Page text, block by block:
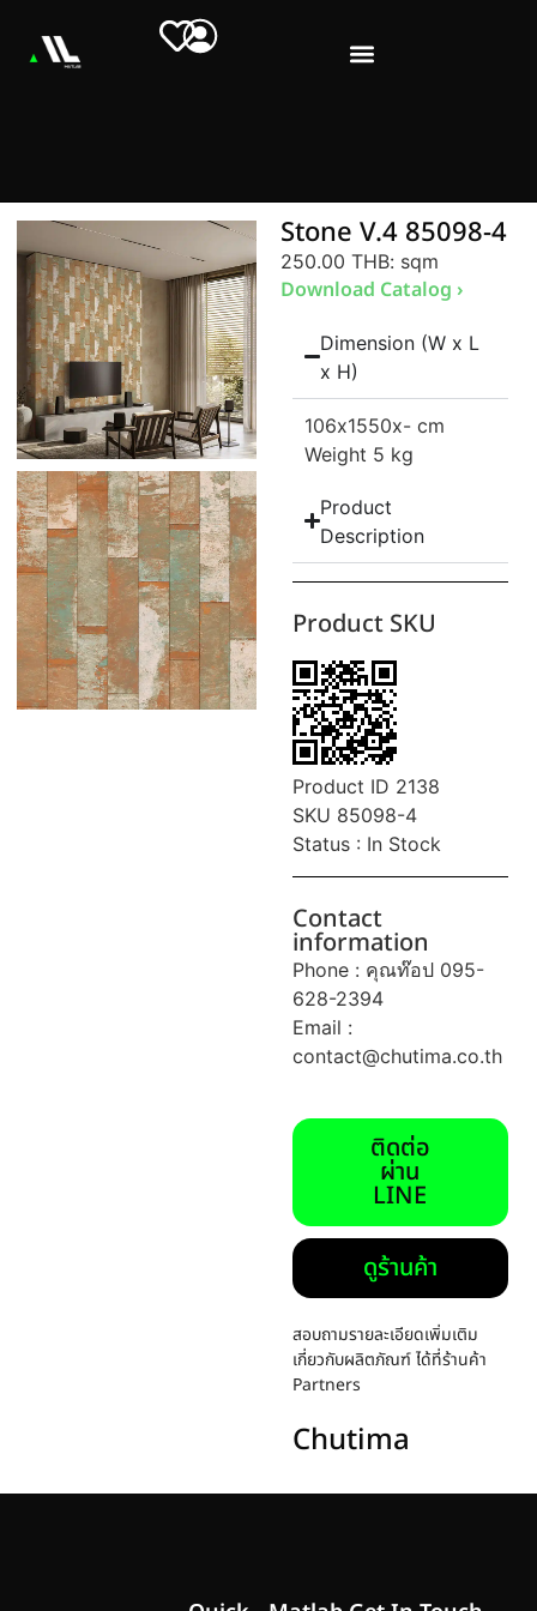
Stone V.4 85098-4
250.00 THB: sqm
Download Catalog ›
Dimension (W x L
x H)
106x1550x- cm
Weight 5 kg
Product
Description
Product SKU
Product ID 2138
SKU 85098-4
Status : In Stock
Contact
information
Phone : คุณท๊อป 095-
628-2394
Email :
contact@chutima.co.th
ติดต่อ
ผ่าน
LINE
ดูร้านค้า
สอบถามรายละเอียดเพิ่มเติม
เกี่ยวกับผลิตภัณฑ์ ได้ที่ร้านค้า
Partners
Chutima